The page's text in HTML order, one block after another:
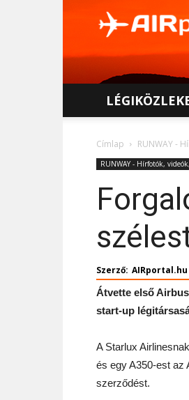
Címlap RUNWAY -
RUNWAY - Hírfotók,
Szerző: AIRportal.hu
Átvette első
start-up
A Starlux
és egy A350-est az
szerződést.